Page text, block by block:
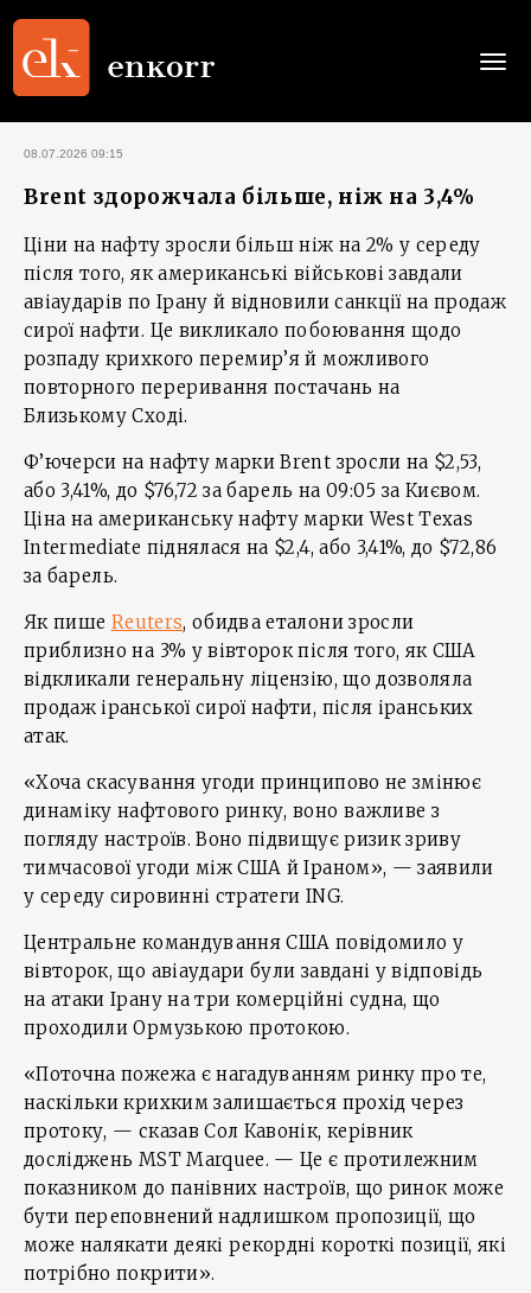
08.07.2026 09:15
Brent здорожчала більше, ніж на 3,4%
Ціни на нафту зросли більш ніж на 2% у середу
після того, як американські військові завдали
авіаударів по Ірану й відновили санкції на продаж
сирої нафти. Це викликало побоювання щодо
розпаду крихкого перемир’я й можливого
повторного переривання постачань на
Близькому Сході.
Ф’ючерси на нафту марки Brent зросли на $2,53,
або 3,41%, до $76,72 за барель на 09:05 за Києвом.
Ціна на американську нафту марки West Texas
Intermediate піднялася на $2,4, або 3,41%, до $72,86
за барель.
Як пише Reuters, обидва еталони зросли
приблизно на 3% у вівторок після того, як США
відкликали генеральну ліцензію, що дозволяла
продаж іранської сирої нафти, після іранських
атак.
«Хоча скасування угоди принципово не змінює
динаміку нафтового ринку, воно важливе з
погляду настроїв. Воно підвищує ризик зриву
тимчасової угоди між США й Іраном», — заявили
у середу сировинні стратеги ING.
Центральне командування США повідомило у
вівторок, що авіаудари були завдані у відповідь
на атаки Ірану на три комерційні судна, що
проходили Ормузькою протокою.
«Поточна пожежа є нагадуванням ринку про те,
наскільки крихким залишається прохід через
протоку, — сказав Сол Кавонік, керівник
досліджень MST Marquee. — Це є протилежним
показником до панівних настроїв, що ринок може
бути переповнений надлишком пропозиції, що
може налякати деякі рекордні короткі позиції, які
потрібно покрити».